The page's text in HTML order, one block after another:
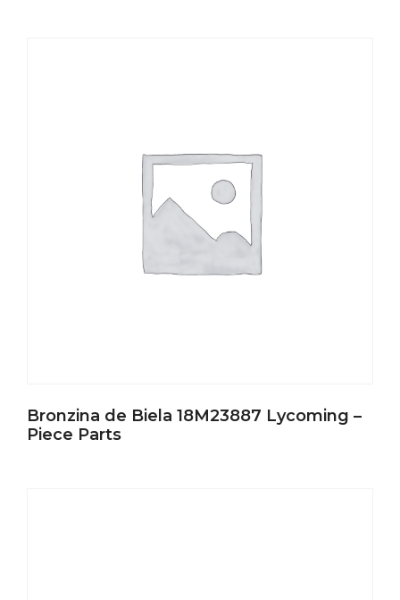
Bronzina de Biela 18M23887 Lycoming –
Piece Parts